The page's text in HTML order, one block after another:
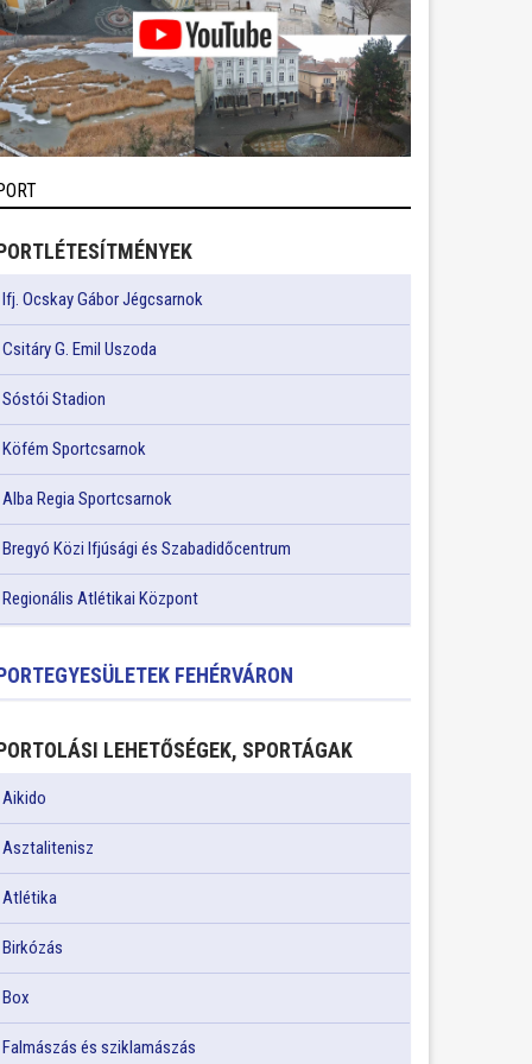
Ifj. Ocskay Gábor Jégcsarnok
Csitáry G. Emil Uszoda
Sóstói Stadion
Köfém Sportcsarnok
Alba Regia Sportcsarnok
Bregyó Közi Ifjúsági és Szabadidőcentrum
Regionális Atlétikai Központ
FEHÉRVÁRON
LEHETŐSÉGEK, SPORTÁGAK
Aikido
Asztalitenisz
Atlétika
Birkózás
Box
Falmászás és sziklamászás